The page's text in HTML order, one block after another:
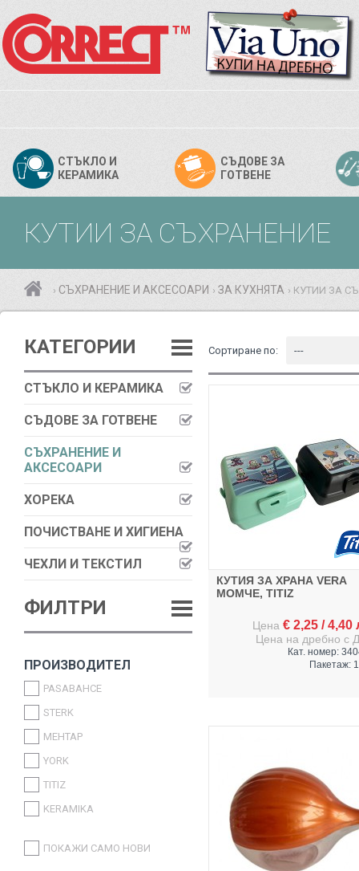
СТЪКЛО И
КЕРАМИКА
СЪДОВЕ ЗА
ГОТВЕНЕ
КУТИИ ЗА СЪХРАНЕНИЕ
› СЪХРАНЕНИЕ И АКСЕСОАРИ › ЗА КУХНЯТА › КУТИИ ЗА
КАТЕГОРИИ
СТЪКЛО И КЕРАМИКА
СЪДОВЕ ЗА ГОТВЕНЕ
СЪХРАНЕНИЕ И
АКСЕСОАРИ
ХОРЕКА
ПОЧИСТВАНЕ И ХИГИЕНА
ЧЕХЛИ И ТЕКСТИЛ
ФИЛТРИ
ПРОИЗВОДИТЕЛ
PASABAHCE
STERK
MEHTAP
YORK
TITIZ
KERAMIKA
ПОКАЖИ САМО НОВИ
Сортиране по: ---
КУТИЯ ЗА ХРАНА VERA
МОМЧЕ, TITIZ
Цена € 2,25 /4,40
Цена на дребно с
Кат. номер:
Пакетаж: